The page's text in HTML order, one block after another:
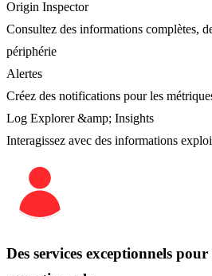
Origin Inspector
Consultez des informations complètes,
périphérie
Alertes
Créez des notifications pour les
Log Explorer &amp; Insights
Interagissez avec des informations
Des services exceptionnels